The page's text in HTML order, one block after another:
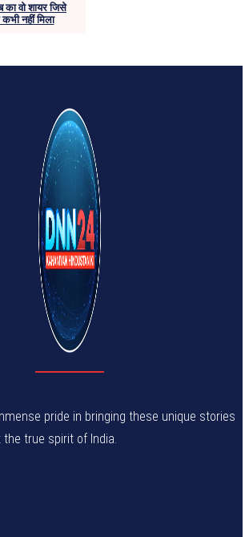
का वो शायर जिसे
नहीं मिला
pride in bringing these unique stories
true spirit of India.